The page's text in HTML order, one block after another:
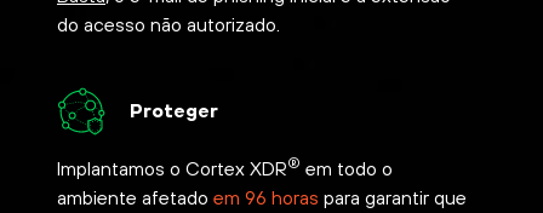
do acesso não autorizado.
Proteger
Implantamos o Cortex XDR® em todo o
ambiente afetado em 96 horas para garantir que